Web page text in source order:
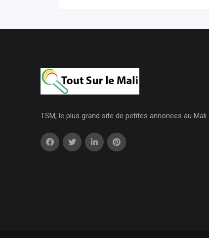
TSM, le plus grand site de petites annonces au Mali.